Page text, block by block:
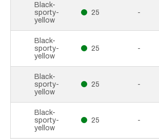
Black-
sporty-
yellow
25 -
Black-
sporty-
yellow
25 -
Black-
sporty-
yellow
25 -
Black-
sporty-
yellow
25 -